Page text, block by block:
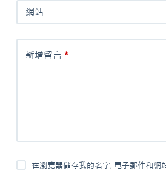
網站
新增留言 *
在瀏覽器儲存我的名字, 電子郵件和網